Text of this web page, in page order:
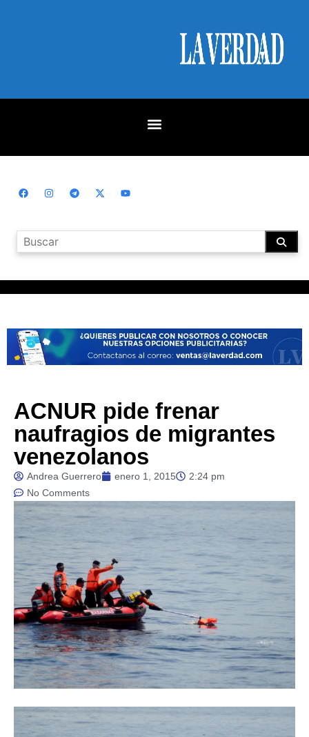
ACNUR pide frenar
naufragios de migrantes
venezolanos
Andrea Guerrero enero 1, 2015
2:24 pm
No Comments